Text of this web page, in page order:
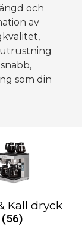
och
av
som din
Kall dryck
(56)